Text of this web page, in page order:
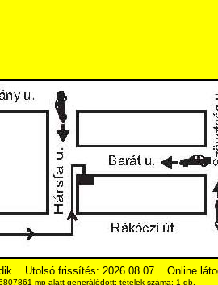
Utolsó frissítés: 2026.08.07 Online
mp alatt generálódott; tételek száma: 1 db.